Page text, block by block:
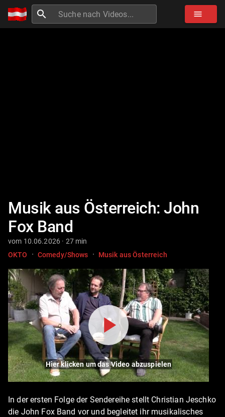
search menu
Musik aus Österreich: John
Fox Band
vom 10.06.2026 · 27 min
OKTO
· Comedy/Shows · Musik aus Österreich
Hier klicken um das Video abzuspielen
In der ersten Folge der Sendereihe stellt Christian Jeschko
die John Fox Band vor und begleitet ihr musikalisches